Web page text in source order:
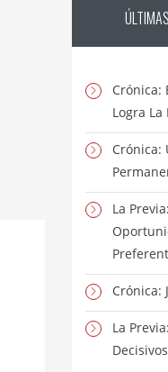
ÚLTIMAS
Crónica:
Logra
Crónica:
La
Crónica:
La
Decisivos